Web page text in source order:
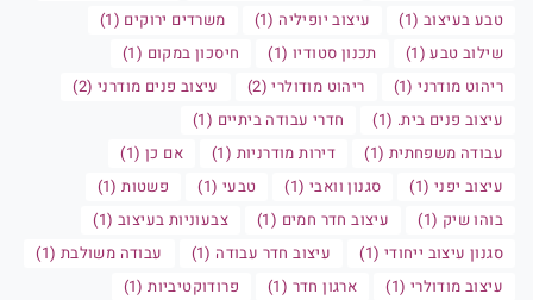
טבע בעיצוב (1)
עיצוב יופיליה (1)
משרדים ירוקים (1)
שילוב טבע (1)
תכנון סטודיו (1)
חיסכון במקום (1)
ריהוט מודרני (1)
ריהוט מודולרי (2)
עיצוב פנים מודרני (2)
עיצוב פנים בית. (1)
חדרי עבודה ביתיים (1)
עבודה משפחתית (1)
דירות מודרניות (1)
אם כן (1)
עיצוב יפני (1)
סגנון וואבי (1) טבעי (1)
פשטות (1)
בוהו שיק (1)
עיצוב חדר חמים (1)
צבעוניות בעיצוב (1)
סגנון עיצוב ייחודי (1)
עיצוב חדר עבודה (1)
עבודה משולבת (1)
עיצוב מודולרי (1)
ארגון חדר (1)
פרודוקטיביות (1)